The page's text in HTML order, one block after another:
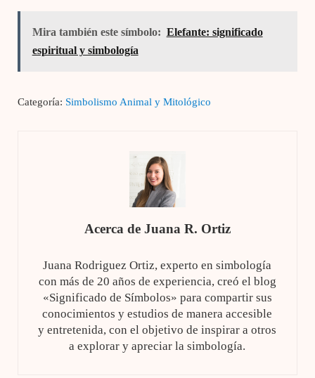
Mira también este símbolo: Elefante: significado
espiritual y simbología
Categoría: Simbolismo Animal y Mitológico
Acerca de Juana R. Ortiz
Juana Rodriguez Ortiz, experto en simbología
con más de 20 años de experiencia, creó el blog
«Significado de Símbolos» para compartir sus
conocimientos y estudios de manera accesible
y entretenida, con el objetivo de inspirar a otros
a explorar y apreciar la simbología.